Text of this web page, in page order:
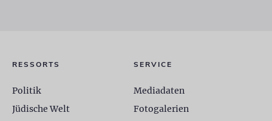
RESSORTS
Politik
Jüdische Welt
SERVICE
Mediadaten
Fotogalerien